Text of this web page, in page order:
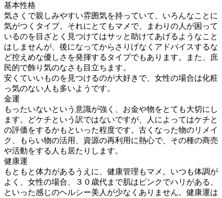
基本性格
気さくで親しみやすい雰囲気を持っていて、いろんなことに
気がつくタイプ。それにとてもマメで、まわりの人が困って
いるのを目ざとく見つけてはサッと助けてあげるようなこと
はしませんが、後になってからさりげなくアドバイスするな
ど控えめな優しさを発揮するタイプでもあります。また、庶
民的で飾り気のなさも目立ちます。
安くていいものを見つけるのが大好きで、女性の場合は化粧
っ気のない人も多いようです。
金運
もったいないという意識が強く、お金や物をとても大切にし
ます。どケチという訳ではないですが、人によってはケチと
の評価をするかもといった程度です。古くなった物のリメイ
ク、もらい物の活用、資源の再利用に熱心で、その種の商売
や活動をする人も居たりします。
健康運
もともと体力があるうえに、健康管理もマメ。いつも体調が
よく、女性の場合、３０歳代まで肌はピンクでハリがある、
といった感じのヘルシー美人が少なくありません。健康運は